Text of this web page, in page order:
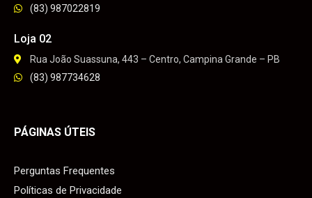
(83) 987022819
Loja 02
Rua João Suassuna, 443 – Centro, Campina Grande – PB
(83) 987734628
PÁGINAS ÚTEIS
Perguntas Frequentes
Políticas de Privacidade